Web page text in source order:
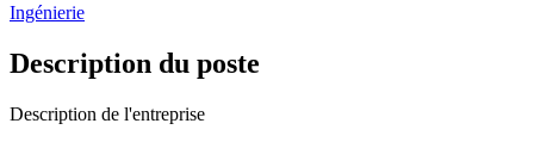
Ingénierie
Description du poste
Description de l'entreprise